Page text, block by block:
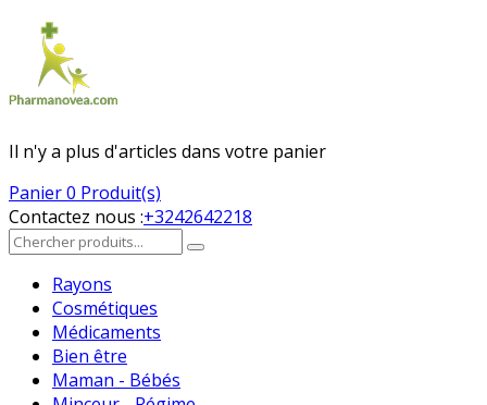
Il n'y a plus d'articles dans votre panier
Panier0 Produit(s)
Contactez nous :+3242642218
Rayons
Cosmétiques
Médicaments
Bien être
Maman - Bébés